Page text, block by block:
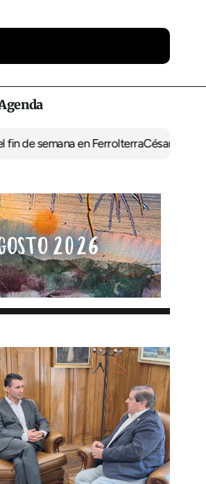
en FerrolterraCésar Pita, capitán